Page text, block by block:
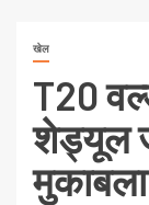
खेल
T20
शेड्यूल
मुकाबला